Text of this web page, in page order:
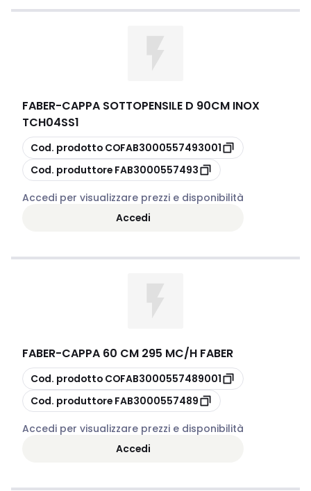
FABER-CAPPA SOTTOPENSILE D 90CM INOX
TCH04SS1
copia
Cod. prodotto COFAB3000557493001
copia
Cod. produttore FAB3000557493
Accedi per visualizzare prezzi e disponibilità
Accedi
FABER-CAPPA 60 CM 295 MC/H FABER
copia
Cod. prodotto COFAB3000557489001
copia
Cod. produttore FAB3000557489
Accedi per visualizzare prezzi e disponibilità
Accedi